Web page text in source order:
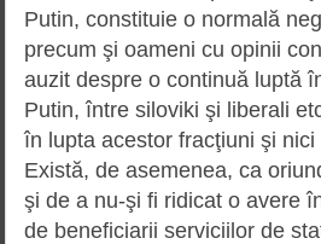
Putin, constituie o normală
precum şi oameni cu opinii
auzit despre o continuă luptă
Putin, între siloviki şi liberali
în lupta acestor fracţiuni şi
Există, de asemenea, ca
şi de a nu-şi fi ridicat o avere
de beneficiarii serviciilor de